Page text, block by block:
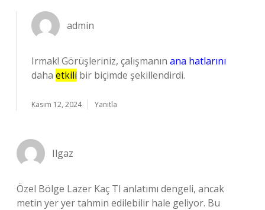
admin
Irmak! Görüşleriniz, çalışmanın ana hatlarını
daha etkili bir biçimde şekillendirdi.
Kasım 12, 2024 Yanıtla
Ilgaz
Özel Bölge Lazer Kaç Tl anlatımı dengeli, ancak
metin yer yer tahmin edilebilir hale geliyor. Bu